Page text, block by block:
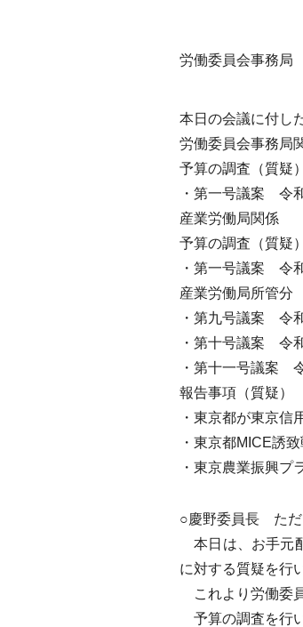
労働委員会事務局
本日の会議に付し
労働委員会事務局
予算の調査（質疑）
・第一号議案 令
産業労働局関係
予算の調査（質疑）
・第一号議案 令
産業労働局所管分
・第九号議案 令
・第十号議案 令
・第十一号議案
報告事項（質疑）
・東京都が東京
・東京都MICE誘
・東京農業振興プ
○慶野委員長 ただ
本日は、お手元
に対する質疑を行
これより労働委
予算の調査を行